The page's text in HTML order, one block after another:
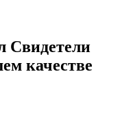
Свидетели
качестве